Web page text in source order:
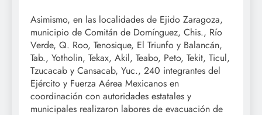
Asimismo, en las localidades de Ejido Zaragoza,
municipio de Comitán de Domínguez, Chis., Río
Verde, Q. Roo, Tenosique, El Triunfo y Balancán,
Tab., Yotholin, Tekax, Akil, Teabo, Peto, Tekit, Ticul,
Tzucacab y Cansacab, Yuc., 240 integrantes del
Ejército y Fuerza Aérea Mexicanos en
coordinación con autoridades estatales y
municipales realizaron labores de evacuación de